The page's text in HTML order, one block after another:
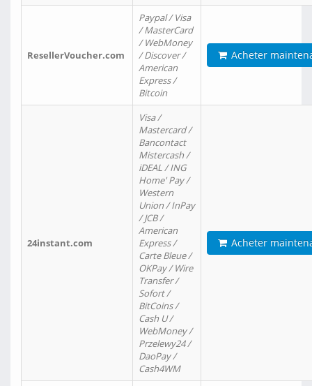
ResellerVoucher.com
Paypal / Visa
/ MasterCard
/ WebMoney
/ Discover /
American
Express /
Bitcoin
Acheter
24instant.com
Visa /
Mastercard /
Bancontact
Mistercash /
iDEAL / ING
Home' Pay /
Western
Union / InPay
/ JCB /
American
Express /
Carte Bleue /
OKPay / Wire
Transfer /
Sofort /
BitCoins /
Cash U /
WebMoney /
Przelewy24 /
DaoPay /
Cash4WM
Acheter